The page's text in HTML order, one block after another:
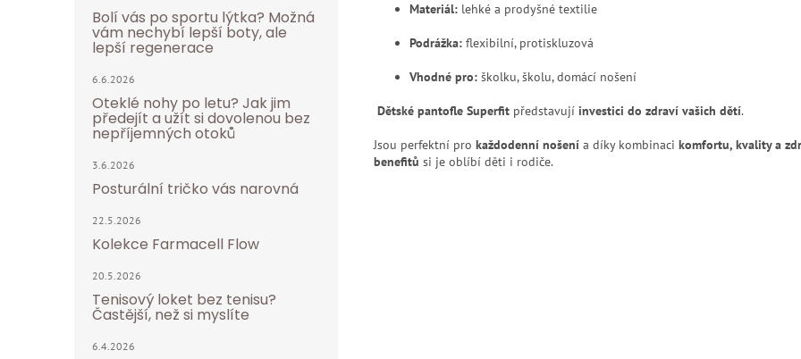
Bolí vás po sportu lýtka? Možná
vám nechybí lepší boty, ale
lepší regenerace
6.6.2026
Oteklé nohy po letu? Jak jim
předejít a užít si dovolenou bez
nepříjemných otoků
3.6.2026
Posturální tričko vás narovná
22.5.2026
Kolekce Farmacell Flow
20.5.2026
Tenisový loket bez tenisu?
Častější, než si myslíte
6.4.2026
Materiál: lehké a prodyšné textilie
Podrážka: flexibilní, protiskluzová
Vhodné pro: školku, školu, domácí nošení
Dětské pantofle Superfit představují investici do zdraví vašich dětí.
Jsou perfektní pro každodenní nošení a díky kombinaci komfortu, kvality a
benefitů si je oblíbí děti i rodiče.